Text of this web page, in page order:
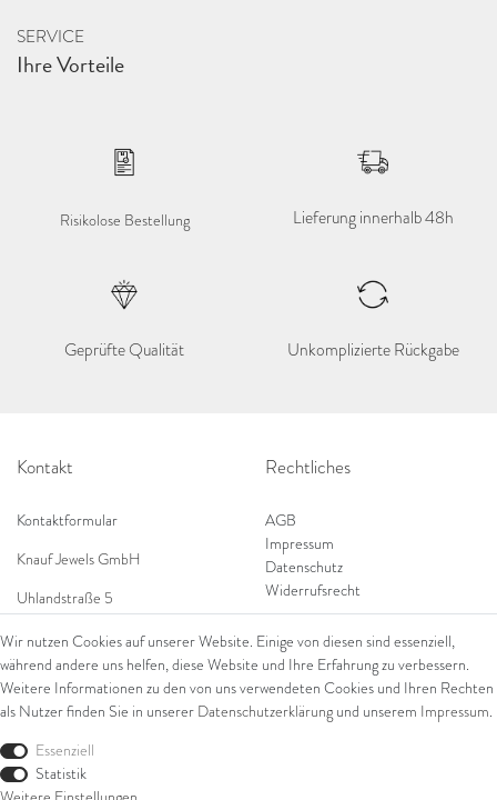
SERVICE
Ihre Vorteile
Risikolose Bestellung Lieferung innerhalb 48h
Geprüfte Qualität Unkomplizierte Rückgabe
Kontakt
Kontaktformular
Knauf Jewels GmbH
Uhlandstraße 5
Tel: 0049 (0) 173 84 727 84
Tel: 0044 (0)75 84 79 84 18
E-Mail: info@knauf-jewels.com
Shop
Rechtliches
AGB
Impressum
Datenschutz
Widerrufsrecht
Wir nutzen Cookies auf unserer Website. Einige von diesen sind essenziell,
während andere uns helfen, diese Website und Ihre Erfahrung zu verbessern.
Weitere Informationen zu den von uns verwendeten Cookies und Ihren Rechten
als Nutzer finden Sie in unserer Daten­schutz­erklärung und unserem Impressum.
Essenziell
Statistik